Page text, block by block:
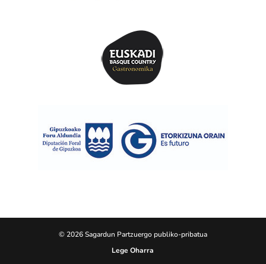
© 2026 Sagardun Partzuergo publiko-pribatua
Lege Oharra